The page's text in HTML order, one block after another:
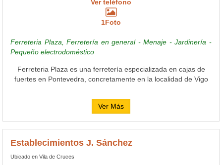
Ver teléfono
1Foto
Ferreteria Plaza, Ferretería en general - Menaje - Jardinería -
Pequeño electrodoméstico
Ferreteria Plaza es una ferretería especializada en cajas de
fuertes en Pontevedra, concretamente en la localidad de Vigo
Ver Más
Establecimientos J. Sánchez
Ubicado en Vila de Cruces